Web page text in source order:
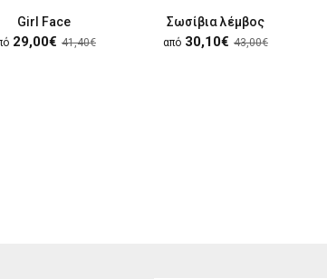
Girl Face
29,00€ 41,40€
Σωσίβια λέμβος
από 30,10€ 43,00€